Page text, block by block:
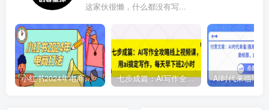
这家伙很懒，什么都没有写...
小红书2024年电商打法，手把手教你如何打爆小红书店铺 七步成篇：AI写作全攻略线上视频课，用ai搞定写作，每天早下班2小时